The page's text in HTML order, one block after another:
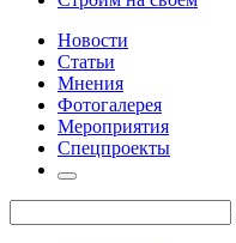
Новости
Статьи
Мнения
Фотогалерея
Мероприятия
Спецпроекты